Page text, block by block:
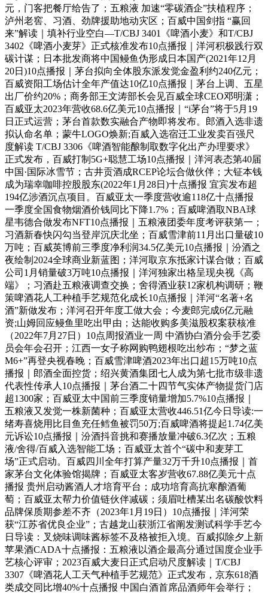
元，门客把餐厅给告了；五粮液 加速“零碳酒企”扶植程序；
泸州老窖、习酒、劲牌援助地动灾区；百威中国剑指 “赢回
来”解读｜填补行业空白—T/CBJ 3401《啤酒小麦》和T/CBJ
3402《啤酒小麦芽》正式核准发布10点播报｜洋河积极践行双
碳计谋；日本批发商将中国鳗鱼伪形成日本国产(2021年12月
20日)10点播报｜茅台拟向全体股东派发觉金盈利约240亿元；
百威资阳工场估计全年产值达10亿10点播报｜茅台上调、五星
出厂价约20%；商务部王文涛部长会见百威全球CEO邓明潇；
百威亚太2023年营收68.6亿美元10点播报｜“i茅台”将于5月19
日正式运营；茅台首款数实融合产物即将发布。郎酒入选非遗
拟认命名单；蒙牛LOGO焕新;百威入选宿迁工业发卖百强尺
度解读 T/CBJ 3306《啤酒智能酿制取数字化出产办理要求》
正式发布，百威打制5G+聪慧工场10点播报｜洋河表态第40届
中国·国际冰雪节；古井贡酒成RCEP论坛合做伙伴；大钲本钱
成为瑞幸咖啡控股股东(2022年1月28日)十点播报 宜宾发布超
194亿涉酒沉点项目。百威亚太一季度营收逾118亿十点播报
一季度全国食物烟酒价钱同比下降1.7%；百威啤酒取NBA球
星韦德合做发布NFT10点播报｜五粮液团委年度考评获第一；
习酒新春快闪勾当登岸沉庆北坐；百威雪津前11月出口量破10
万吨；百威英博前三季度净利润34.5亿美元10点播报｜汾酒之
夜绘制2024全球商业新蓝图；洋河取京东抵家计谋合做；百威
公司1月销量破3万吨10点播报｜洋河独家出格呈现央视《高
端》；习酒赴五粮液调查交换；舍得酒业获12家机构调研；鞭
策啤酒花人工种植手艺规范化成长10点播报｜洋河“名著+名
酒”新做发布；洋河召开年度工做大会；今麦郎完成6亿元融
资;山姆回应鳗鱼里吃出甲由；达能收购多美滋股权案获核准
（2022年7月27日）10点周报酒业一周 中酒协白酒分会手艺委
员会年会召开；江西一女子称网购鸭翅根吃出纱布；“梦之蓝
M6+”再登央视春晚；百威雪津啤酒2023年出口超15万吨10点
播报｜郎酒全面控货；绍兴黄酒集团七人成为第七批市级非遗
代表性传承人10点播报｜茅台酒二十四节气实体产物提货门店
超1300家；百威亚太中国前三季度销量增加5.7%10点播报｜
五粮液又发觉一株新菌种；百威亚太营收446.51亿今日导读:一
绪寿喜烧用比目鱼充任鳕鱼被罚50万;百威啤酒将提起1.74亿美
元诉讼10点播报｜汾酒抖音挑和赛播放量冲破6.3亿次；五粮
液/舍得/百威入选智能工场；百威亚太首个“碳中和麦芽工
场”正式启动。百威四川全年打算产量32万千升10点播报｜首
家茅台文化体验馆揭牌；百威亚太客岁营收67.88亿美元十点
播报 贵州启动酱酒人才培育平台；成功培育高抗寒酿酒葡
萄；百威亚太帮力价值链伙伴减碳；须眉吐槽某出名碳酸饮料
品牌保质期参差不齐（2023年1月19日）10点播报｜洋河荣
获“江苏省优良企业”；古越龙山获浙江省阐发测试科学手艺今
日导读：叉烧味调味酱标签不及格被拒入境。百威拟除夕上新
苹果酒CADA十点播报：五粮液以酒企最高分通过国度企业手
艺核心评审；2023百威大麦日正式启动尺度解读｜T/CBJ
3307《啤酒花人工天气种植手艺规范》正式发布，京东618酒
类成交同比增40%十点播报 中国白酒首席品酒师年会举行；